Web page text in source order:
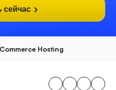
сейчас
Hosting